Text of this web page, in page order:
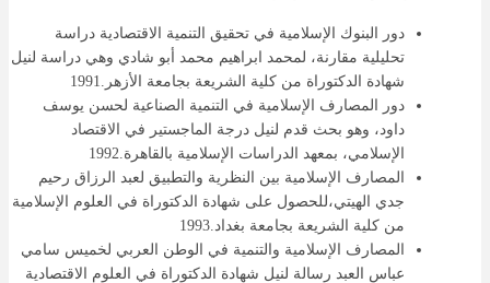
دور البنوك الإسلامية في تحقيق التنمية الاقتصادية دراسة
تحليلية مقارنة، لمحمد ابراهيم محمد أبو شادي وهي دراسة لنيل
شهادة الدكتوراة من كلية الشريعة بجامعة الأزهر.1991
دور المصارف الإسلامية في التنمية الصناعية لحسن يوسف
داود، وهو بحث قدم لنيل درجة الماجستير في الاقتصاد
الإسلامي، بمعهد الدراسات الإسلامية بالقاهرة.1992
المصارف الإسلامية بين النظرية والتطبيق لعبد الرزاق رحيم
جدي الهيتي،للحصول على شهادة الدكتوراة في العلوم الإسلامية
من كلية الشريعة بجامعة بغداد.1993
المصارف الإسلامية والتنمية في الوطن العربي لخميس سامي
عباس العبد رسالة لنيل شهادة الدكتوراة في العلوم الاقتصادية